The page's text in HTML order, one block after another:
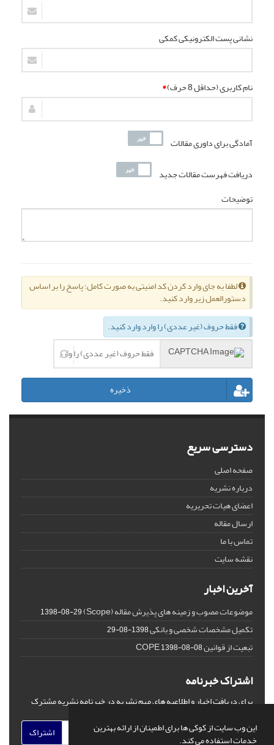
این وب سایت از کوکی ها برای اطمینان از ارائه بهترین
خدمات استفاده می کند.
نشانی پست الکترونیکی کمکی
نام کاربری (حداقل 8 حرف) *
آمادگی برای داوری مقالات
دریافت فهرست مقالات جدید
توضیحات
لطفا به جای وارد کردن کد امنیتی به صورت کامل؛ پاسخ را بر اساس
دستورالعمل زیر وارد کنید.
فقط حروف (غیر عددی) را وارد وارد کنید.
ذخیره
دسترسی سریع
صفحه اصلی
درباره نشریه
اعضای هیات تحریریه
ارسال مقاله
تماس با ما
نقشه سایت
آخرین اخبار
موضوعات مصوب و زمینه های پذیرش مقاله (Scope) 1398-08-29
تکمیل مشخصات شخصی و بانکی1398-08-29
تبعیت از قوانین COPE1398-08-08
اشتراک خبرنامه
برای دریافت اخبار و اطلاعیه های مهم نشریه در خبرنامه نشریه مشترک
اشتراک